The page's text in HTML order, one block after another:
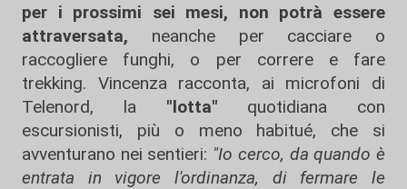
per i prossimi sei mesi, non potrà essere
attraversata, neanche per cacciare o
raccogliere funghi, o per correre e fare
trekking. Vincenza racconta, ai microfoni di
Telenord, la "lotta" quotidiana con
escursionisti, più o meno habitué, che si
avventurano nei sentieri: "Io cerco, da quando è
entrata in vigore l'ordinanza, di fermare le